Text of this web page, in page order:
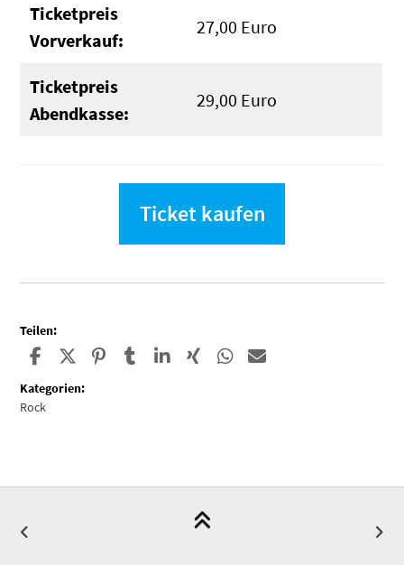
Ticketpreis
Vorverkauf:
27,00 Euro
Ticketpreis
Abendkasse:
29,00 Euro
Ticket kaufen
Teilen:
Kategorien:
Rock